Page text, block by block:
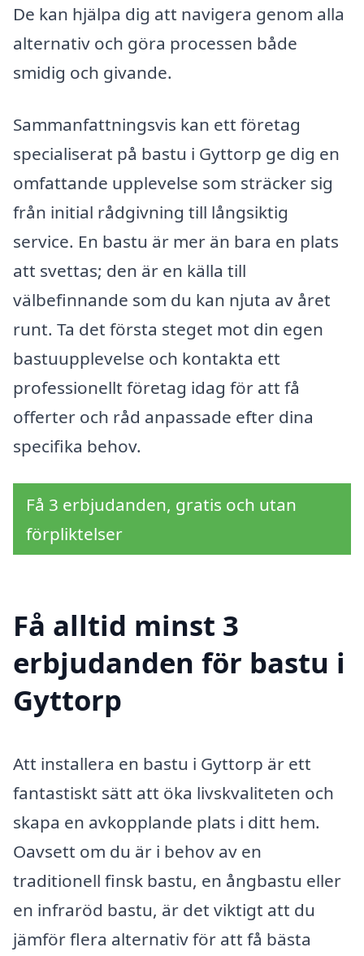
De kan hjälpa dig att navigera genom alla
alternativ och göra processen både
smidig och givande.
Sammanfattningsvis kan ett företag
specialiserat på bastu i Gyttorp ge dig en
omfattande upplevelse som sträcker sig
från initial rådgivning till långsiktig
service. En bastu är mer än bara en plats
att svettas; den är en källa till
välbefinnande som du kan njuta av året
runt. Ta det första steget mot din egen
bastuupplevelse och kontakta ett
professionellt företag idag för att få
offerter och råd anpassade efter dina
specifika behov.
Få 3 erbjudanden, gratis och utan
förpliktelser
Få alltid minst 3
erbjudanden för bastu i
Gyttorp
Att installera en bastu i Gyttorp är ett
fantastiskt sätt att öka livskvaliteten och
skapa en avkopplande plats i ditt hem.
Oavsett om du är i behov av en
traditionell finsk bastu, en ångbastu eller
en infraröd bastu, är det viktigt att du
jämför flera alternativ för att få bästa